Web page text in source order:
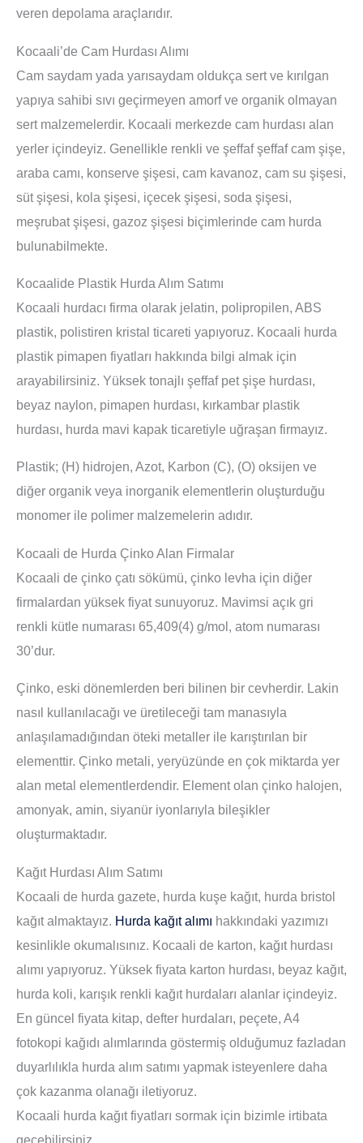
veren depolama araçlarıdır.
Kocaali’de Cam Hurdası Alımı
Cam saydam yada yarısaydam oldukça sert ve kırılgan
yapıya sahibi sıvı geçirmeyen amorf ve organik olmayan
sert malzemelerdir. Kocaali merkezde cam hurdası alan
yerler içindeyiz. Genellikle renkli ve şeffaf şeffaf cam şişe,
araba camı, konserve şişesi, cam kavanoz, cam su şişesi,
süt şişesi, kola şişesi, içecek şişesi, soda şişesi,
meşrubat şişesi, gazoz şişesi biçimlerinde cam hurda
bulunabilmekte.
Kocaalide Plastik Hurda Alım Satımı
Kocaali hurdacı firma olarak jelatin, polipropilen, ABS
plastik, polistiren kristal ticareti yapıyoruz. Kocaali hurda
plastik pimapen fiyatları hakkında bilgi almak için
arayabilirsiniz. Yüksek tonajlı şeffaf pet şişe hurdası,
beyaz naylon, pimapen hurdası, kırkambar plastik
hurdası, hurda mavi kapak ticaretiyle uğraşan firmayız.
Plastik; (H) hidrojen, Azot, Karbon (C), (O) oksijen ve
diğer organik veya inorganik elementlerin oluşturduğu
monomer ile polimer malzemelerin adıdır.
Kocaali de Hurda Çinko Alan Firmalar
Kocaali de çinko çatı sökümü, çinko levha için diğer
firmalardan yüksek fiyat sunuyoruz. Mavimsi açık gri
renkli kütle numarası 65,409(4) g/mol, atom numarası
30’dur.
Çinko, eski dönemlerden beri bilinen bir cevherdir. Lakin
nasıl kullanılacağı ve üretileceği tam manasıyla
anlaşılamadığından öteki metaller ile karıştırılan bir
elementtir. Çinko metali, yeryüzünde en çok miktarda yer
alan metal elementlerdendir. Element olan çinko halojen,
amonyak, amin, siyanür iyonlarıyla bileşikler
oluşturmaktadır.
Kağıt Hurdası Alım Satımı
Kocaali de hurda gazete, hurda kuşe kağıt, hurda bristol
kağıt almaktayız. Hurda kağıt alımı hakkındaki yazımızı
kesinlikle okumalısınız. Kocaali de karton, kağıt hurdası
alımı yapıyoruz. Yüksek fiyata karton hurdası, beyaz kağıt,
hurda koli, karışık renkli kağıt hurdaları alanlar içindeyiz.
En güncel fiyata kitap, defter hurdaları, peçete, A4
fotokopi kağıdı alımlarında göstermiş olduğumuz fazladan
duyarlılıkla hurda alım satımı yapmak isteyenlere daha
çok kazanma olanağı iletiyoruz.
Kocaali hurda kağıt fiyatları sormak için bizimle irtibata
geçebilirsiniz.